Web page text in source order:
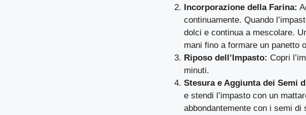
Incorporazione della Farina:
continuamente. Quando
dolci e continua a mescolare.
mani fino a formare un panetto
Riposo dell’Impasto: Copri
minuti.
Stesura e Aggiunta dei Semi
e stendi l’impasto con un
abbondantemente con i semi